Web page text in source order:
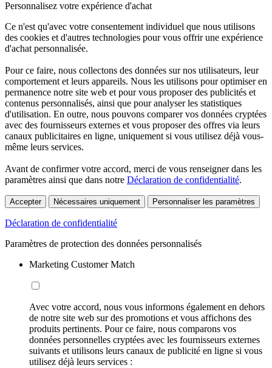
Personnalisez votre expérience d'achat
Ce n'est qu'avec votre consentement individuel que nous utilisons
des cookies et d'autres technologies pour vous offrir une expérience
d'achat personnalisée.
Pour ce faire, nous collectons des données sur nos utilisateurs, leur
comportement et leurs appareils. Nous les utilisons pour optimiser en
permanence notre site web et pour vous proposer des publicités et
contenus personnalisés, ainsi que pour analyser les statistiques
d'utilisation. En outre, nous pouvons comparer vos données cryptées
avec des fournisseurs externes et vous proposer des offres via leurs
canaux publicitaires en ligne, uniquement si vous utilisez déjà vous-
même leurs services.
Avant de confirmer votre accord, merci de vous renseigner dans les
paramètres ainsi que dans notre Déclaration de confidentialité.
Accepter Nécessaires uniquement Personnaliser les paramètres
Déclaration de confidentialité
Paramètres de protection des données personnalisés
Marketing Customer Match
Avec votre accord, nous vous informons également en dehors
de notre site web sur des promotions et vous affichons des
produits pertinents. Pour ce faire, nous comparons vos
données personnelles cryptées avec les fournisseurs externes
suivants et utilisons leurs canaux de publicité en ligne si vous
utilisez déjà leurs services :